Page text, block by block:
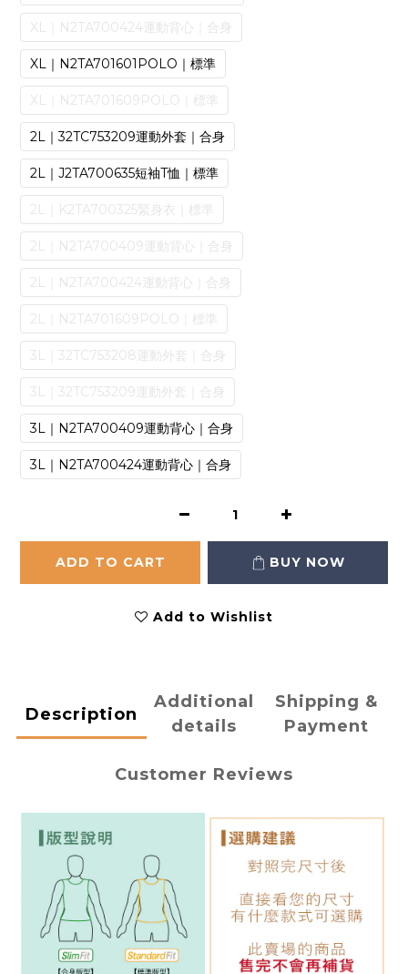
XL｜N2TA700424運動背心｜合身
XL｜N2TA701601POLO｜標準
XL｜N2TA701609POLO｜標準
2L｜32TC753209運動外套｜合身
2L｜J2TA700635短袖T恤｜標準
2L｜K2TA700325緊身衣｜標準
2L｜N2TA700409運動背心｜合身
2L｜N2TA700424運動背心｜合身
2L｜N2TA701609POLO｜標準
3L｜32TC753208運動外套｜合身
3L｜32TC753209運動外套｜合身
3L｜N2TA700409運動背心｜合身
3L｜N2TA700424運動背心｜合身
ADD TO CART BUY NOW
Add to Wishlist
Description
Additional
details
Shipping &
Payment
Customer Reviews